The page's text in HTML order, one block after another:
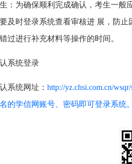
：为确保顺利完成确认，考生一般
及时登录系统查看审核进 展，防
过进行补充材料等操作的时间。
系统登录
系统网址： http://yz.chsi.com.cn/
的学信网账号、密码即可登录系统